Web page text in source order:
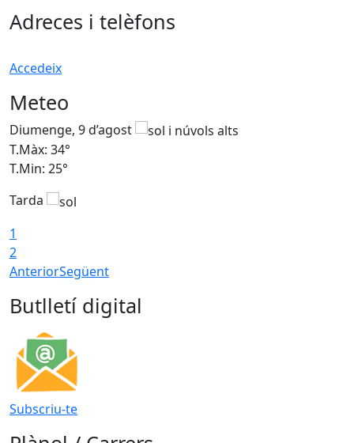
Adreces i telèfons
Accedeix
Meteo
Diumenge, 9 d’agost
T.Màx: 34°
T.Min: 25°
Tarda
1
2
AnteriorSegüent
Butlletí digital
Subscriu-te